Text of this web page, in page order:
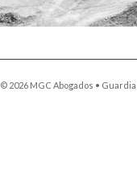
© 2026 MGC Abogados •